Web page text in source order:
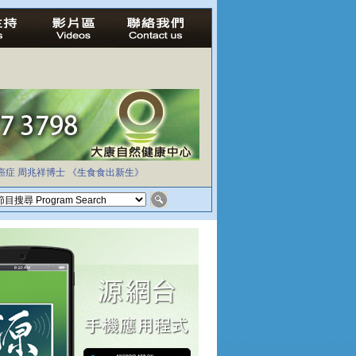
症 周兆祥博士 《生食食出新生》